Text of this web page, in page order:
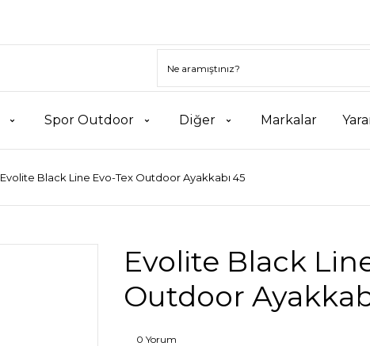
Spor Outdoor Diğer Markalar
Evolite Black Line Evo-Tex Outdoor Ayakkabı 45
Evolite Black
Outdoor
0 Yorum